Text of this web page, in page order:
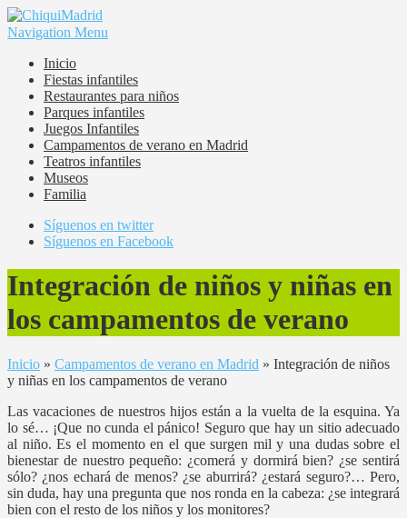
Navigation Menu
Inicio
Fiestas infantiles
Restaurantes para niños
Parques infantiles
Juegos Infantiles
Campamentos de verano en Madrid
Teatros infantiles
Museos
Familia
Síguenos en twitter
Síguenos en Facebook
Integración de niños y niñas en
los campamentos de verano
Inicio » Campamentos de verano en Madrid » Integración de niños
y niñas en los campamentos de verano
Las vacaciones de nuestros hijos están a la vuelta de la esquina. Ya
lo sé… ¡Que no cunda el pánico! Seguro que hay un sitio adecuado
al niño. Es el momento en el que surgen mil y una dudas sobre el
bienestar de nuestro pequeño: ¿comerá y dormirá bien? ¿se sentirá
sólo? ¿nos echará de menos? ¿se aburrirá? ¿estará seguro?… Pero,
sin duda, hay una pregunta que nos ronda en la cabeza: ¿se integrará
bien con el resto de los niños y los monitores?